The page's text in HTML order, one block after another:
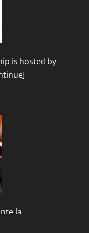
is hosted by
la …